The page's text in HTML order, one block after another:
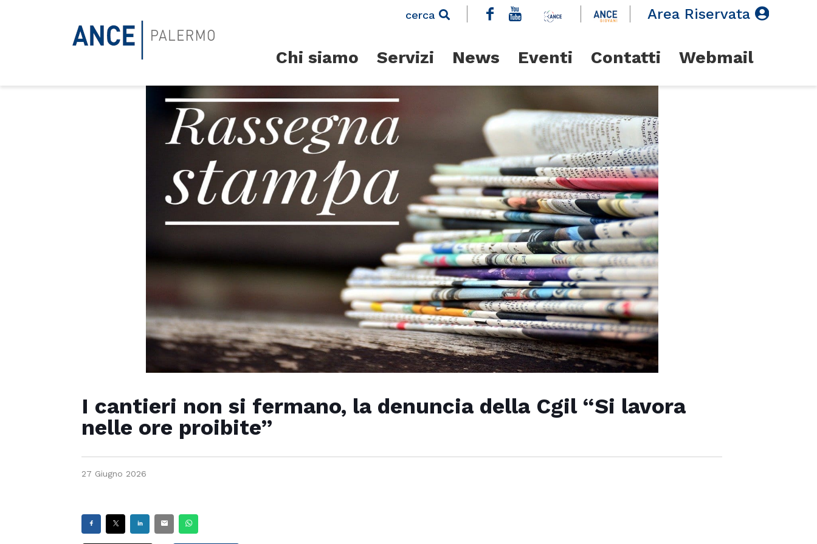
cerca Area Riservata
Chi siamo Servizi News Eventi Contatti Webmail
I cantieri non si fermano, la denuncia della Cgil “Si lavora
nelle ore proibite”
27 Giugno 2026